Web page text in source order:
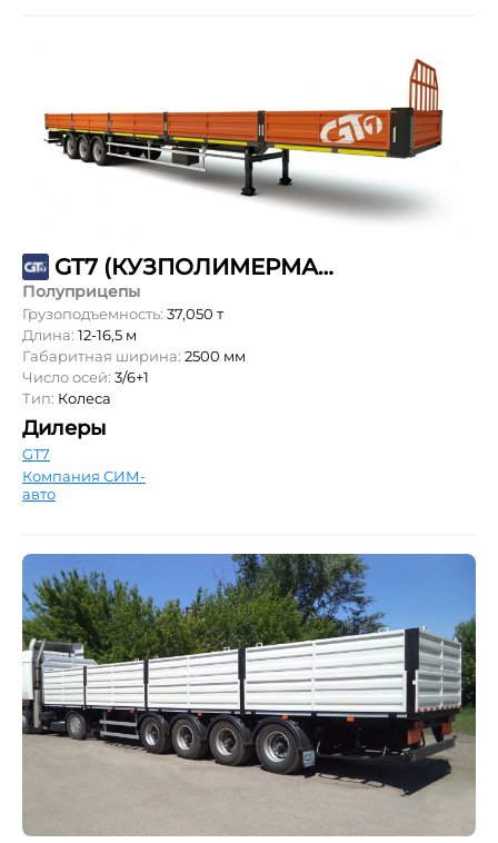
GT7 (КУЗПОЛИМЕРМАШ) ППБ-37
Полуприцепы
Грузоподъемность: 37,050 т
Длина: 12-16,5 м
Габаритная ширина: 2500 мм
Число осей: 3/6+1
Тип: Колеса
Дилеры
GT7
Компания СИМ-
авто